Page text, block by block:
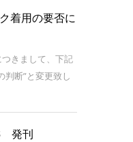
着用の要否に
きまして、下記
判断”と変更致し
発刊